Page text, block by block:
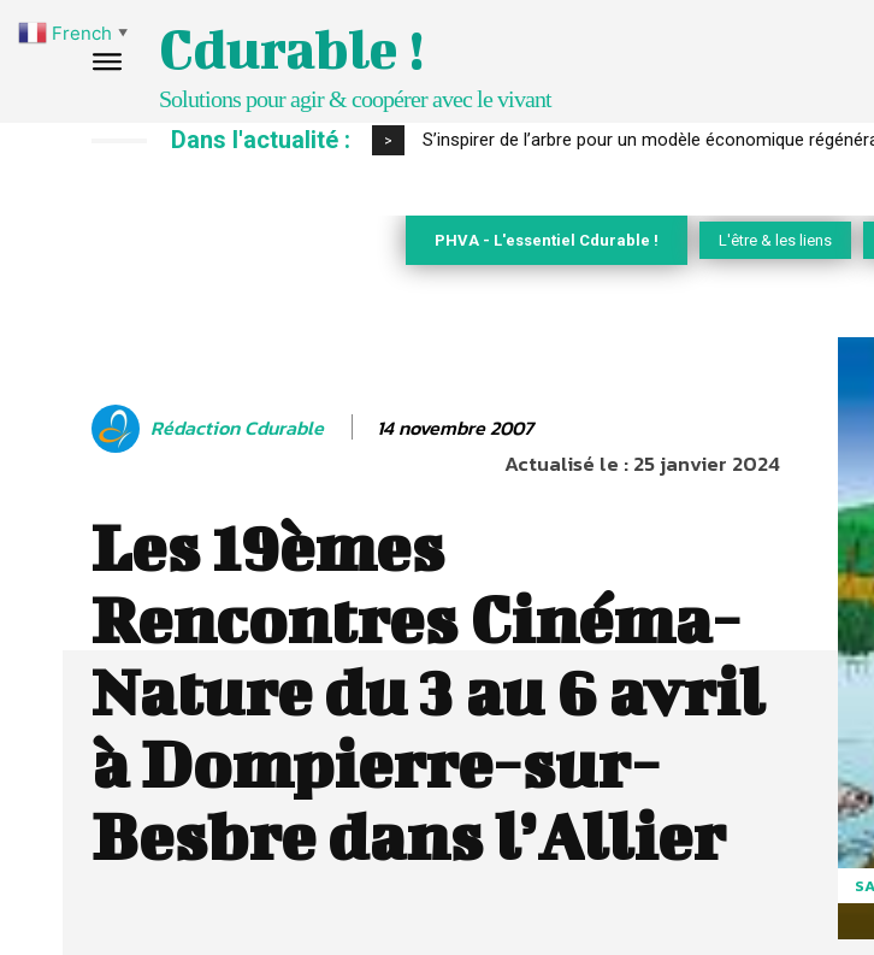
Cdurable !
Solutions pour agir & coopérer avec le vivant
Dans l'actualité : > S’inspirer de l’arbre pour un modèle économique
IPBES : le « GIEC de la biodiversité » appelle les
PHVA - L'essentiel Cdurable ! L'être & les liens
Rédaction Cdurable 14 novembre 2007
Actualisé le :25 janvier 2024
Les 19èmes
Rencontres Cinéma-
Nature du 3 au 6 avril
à Dompierre-sur-
Besbre dans l’Allier
French ▼